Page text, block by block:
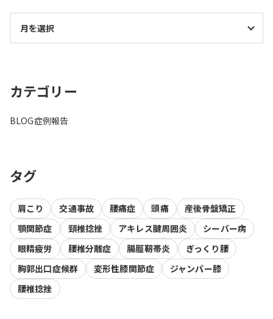
カテゴリー
BLOG症例報告
タグ
肩こり 交通事故 腰痛症 頭痛
産後骨盤矯正
顎関節症
頸椎捻挫 アキレス腱周囲炎
シーバー病
眼精疲労
腰椎分離症 腸脛靭帯炎
ぎっくり腰
胸郭出口症候群
変形性膝関節症
ジャンパー膝
腰椎捻挫